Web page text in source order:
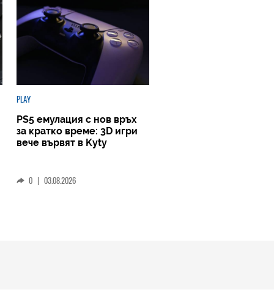
PLAY
PS5 емулация с нов връх
за кратко време: 3D игри
вече вървят в Kyty
0 | 03.08.2026